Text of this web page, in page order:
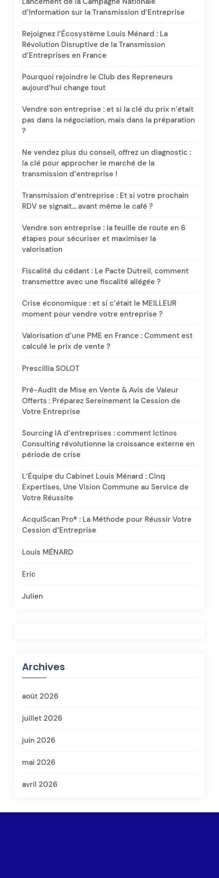
d’Information sur la Transmission d’Entreprise
Rejoignez l’Écosystème Louis Ménard : La
Révolution Disruptive de la Transmission
d’Entreprises en France
Pourquoi rejoindre le Club des Repreneurs
aujourd’hui change tout
Vendre son entreprise : et si la clé du prix n’était
pas dans la négociation, mais dans la préparation
?
Ne vendez plus du conseil, offrez un diagnostic :
la clé pour approcher le marché de la
transmission d’entreprise !
Transmission d’entreprise : Et si votre prochain
RDV se signait… avant même le café ?
Vendre son entreprise : la feuille de route en 6
étapes pour sécuriser et maximiser la
valorisation
Fiscalité du cédant : Le Pacte Dutreil, comment
transmettre avec une fiscalité allégée ?
Crise économique : et si c’était le MEILLEUR
moment pour vendre votre entreprise ?
Valorisation d’une PME en France : Comment est
calculé le prix de vente ?
Prescillia SOLOT
Pré-Audit de Mise en Vente & Avis de Valeur
Offerts : Préparez Sereinement la Cession de
Votre Entreprise
Sourcing IA d’entreprises : comment Ictinos
Consulting révolutionne la croissance externe en
période de crise
L’Équipe du Cabinet Louis Ménard : Cinq
Expertises, Une Vision Commune au Service de
Votre Réussite
AcquiScan Pro® : La Méthode pour Réussir Votre
Cession d’Entreprise
Louis MÉNARD
Eric
Julien
Archives
août 2026
juillet 2026
juin 2026
mai 2026
avril 2026